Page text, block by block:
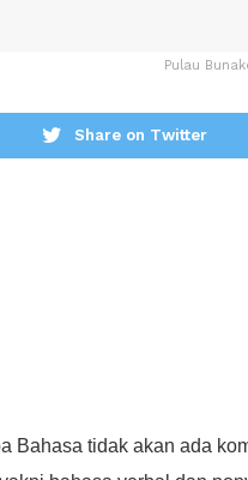
Pulau
Share on Twitter
Bahasa tidak akan ada